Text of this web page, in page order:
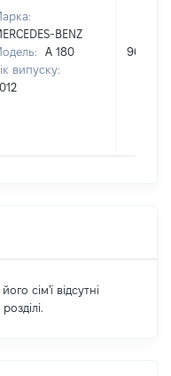
BENZ
A 180
випуску:
96807
сім'ї відсутні